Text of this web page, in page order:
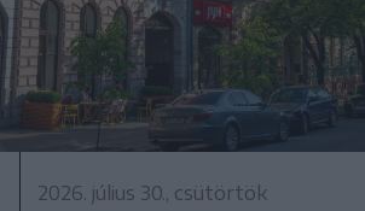
2026. július 30., csütörtök